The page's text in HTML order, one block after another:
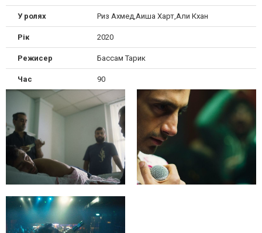
У ролях Риз Ахмед,Аиша Харт,Али Кхан
Рік 2020
Режисер Бассам Тарик
Час 90